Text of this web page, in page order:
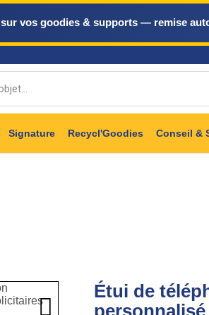
sur vos goodies & supports — remise auto
Signature Recycl'Goodies Conseil &

Étui de